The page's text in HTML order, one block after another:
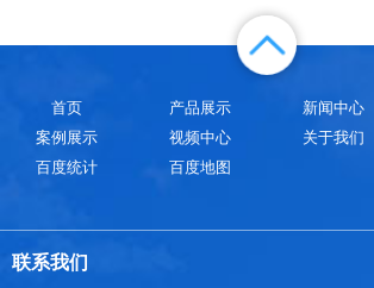
构应及时监督整改进度和完成情况，指导解决
的问题，确保企业及时采取有效措施整改，消
首页 产品展示 新闻中心
案例展示
视频中心 关于我们
百度统计
百度地图
联系我们